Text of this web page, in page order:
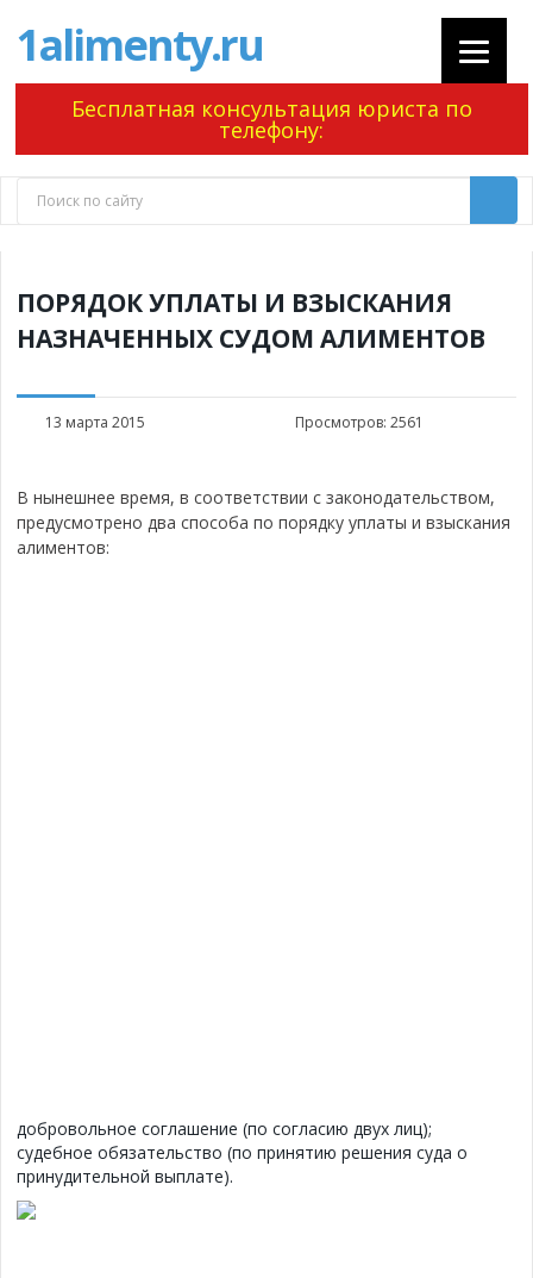
1alimenty.ru
Бесплатная консультация юриста по
телефону:
ПОРЯДОК УПЛАТЫ И ВЗЫСКАНИЯ
НАЗНАЧЕННЫХ СУДОМ АЛИМЕНТОВ
13 марта 2015 Просмотров: 2561
В нынешнее время, в соответствии с законодательством,
предусмотрено два способа по порядку уплаты и взыскания
алиментов:
добровольное соглашение (по согласию двух лиц);
судебное обязательство (по принятию решения суда о
принудительной выплате).